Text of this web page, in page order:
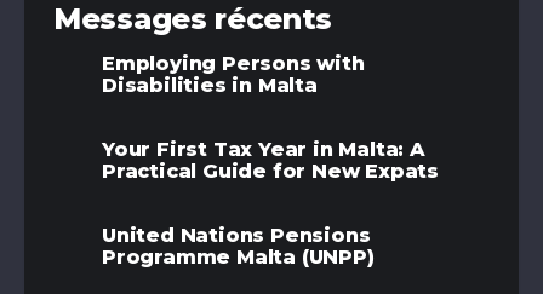
Messages récents
Employing Persons with
Disabilities in Malta
Your First Tax Year in Malta: A
Practical Guide for New Expats
United Nations Pensions
Programme Malta (UNPP)